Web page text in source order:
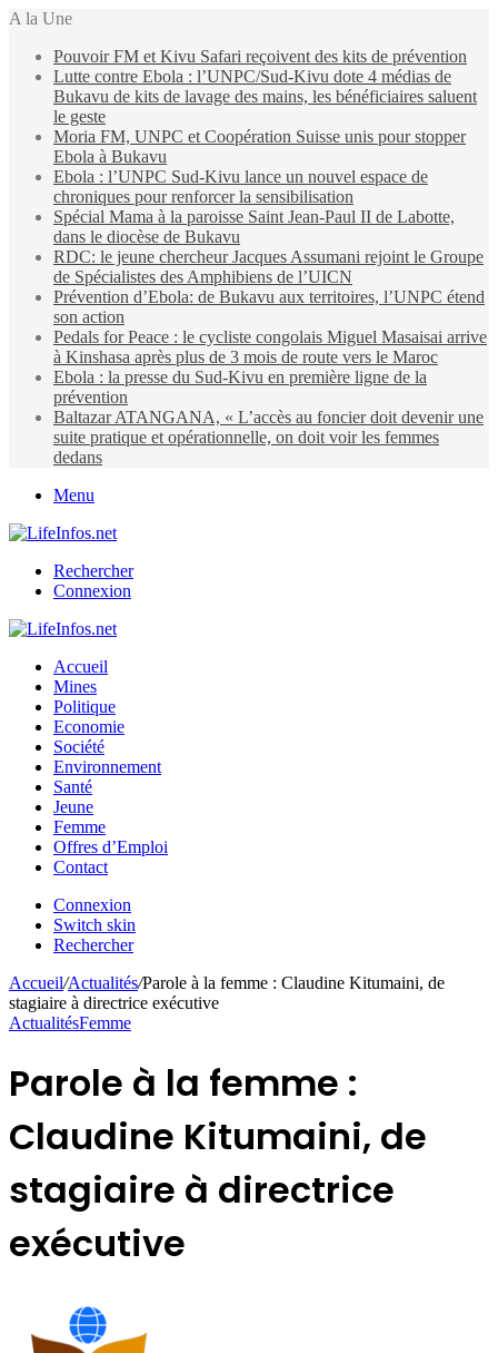
A la Une
Pouvoir FM et Kivu Safari reçoivent des kits de prévention
Lutte contre Ebola : l’UNPC/Sud-Kivu dote 4 médias de
Bukavu de kits de lavage des mains, les bénéficiaires saluent
le geste
Moria FM, UNPC et Coopération Suisse unis pour stopper
Ebola à Bukavu
Ebola : l’UNPC Sud-Kivu lance un nouvel espace de
chroniques pour renforcer la sensibilisation
Spécial Mama à la paroisse Saint Jean-Paul II de Labotte,
dans le diocèse de Bukavu
RDC: le jeune chercheur Jacques Assumani rejoint le Groupe
de Spécialistes des Amphibiens de l’UICN
Prévention d’Ebola: de Bukavu aux territoires, l’UNPC étend
son action
Pedals for Peace : le cycliste congolais Miguel Masaisai arrive
à Kinshasa après plus de 3 mois de route vers le Maroc
Ebola : la presse du Sud-Kivu en première ligne de la
prévention
Baltazar ATANGANA, « L’accès au foncier doit devenir une
suite pratique et opérationnelle, on doit voir les femmes
dedans
Menu
Rechercher
Connexion
Accueil
Mines
Politique
Economie
Société
Environnement
Santé
Jeune
Femme
Offres d’Emploi
Contact
Connexion
Switch skin
Rechercher
Accueil/Actualités/Parole à la femme : Claudine Kitumaini, de
stagiaire à directrice exécutive
ActualitésFemme
Parole à la femme :
Claudine Kitumaini, de
stagiaire à directrice
exécutive